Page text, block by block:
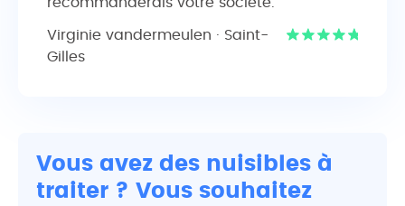
Virginie vandermeulen · Saint-
Gilles
Vous avez des nuisibles à
traiter ? Vous souhaitez